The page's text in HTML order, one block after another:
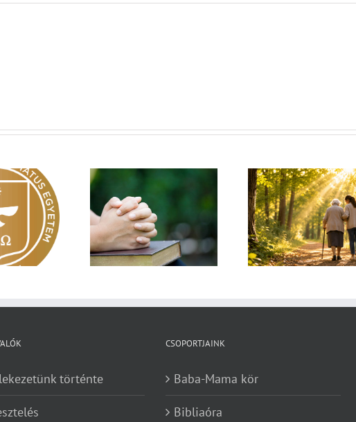
üzenet –
Zsoltárok 149
Egy fa kidől, messze
hangzik. Nő az erdő, ki
hallja? – Diakónusok
vasárnapja – II. rész
Imádság éve
nem hagylak
történte
CSOPORTJAINK
Baba-Mama kör
Bibliaóra